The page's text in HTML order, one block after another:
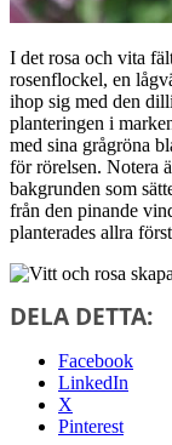
I det rosa och vita
rosenflockel, en
ihop sig med den
planteringen i
med sina grågröna
för rörelsen. Notera
bakgrunden som
från den pinande
planterades allra
DELA DETTA:
Facebook
LinkedIn
X
Pinterest